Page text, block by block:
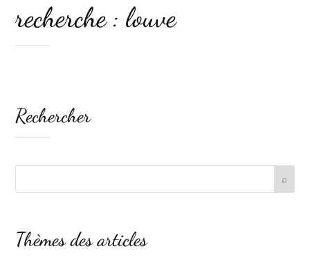
recherche : louve
Rechercher
Thèmes des articles